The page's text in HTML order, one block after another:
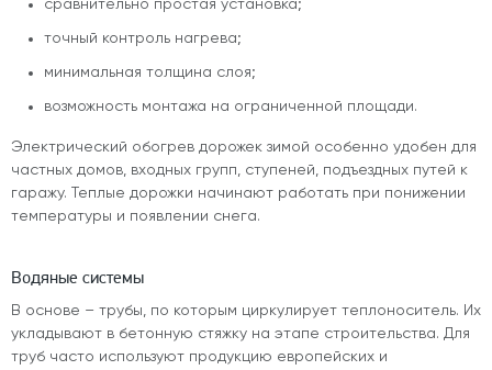
сравнительно простая установка;
точный контроль нагрева;
минимальная толщина слоя;
возможность монтажа на ограниченной площади.
Электрический обогрев дорожек зимой особенно удобен для
частных домов, входных групп, ступеней, подъездных путей к
гаражу. Теплые дорожки начинают работать при понижении
температуры и появлении снега.
Водяные системы
В основе – трубы, по которым циркулирует теплоноситель. Их
укладывают в бетонную стяжку на этапе строительства. Для
труб часто используют продукцию европейских и